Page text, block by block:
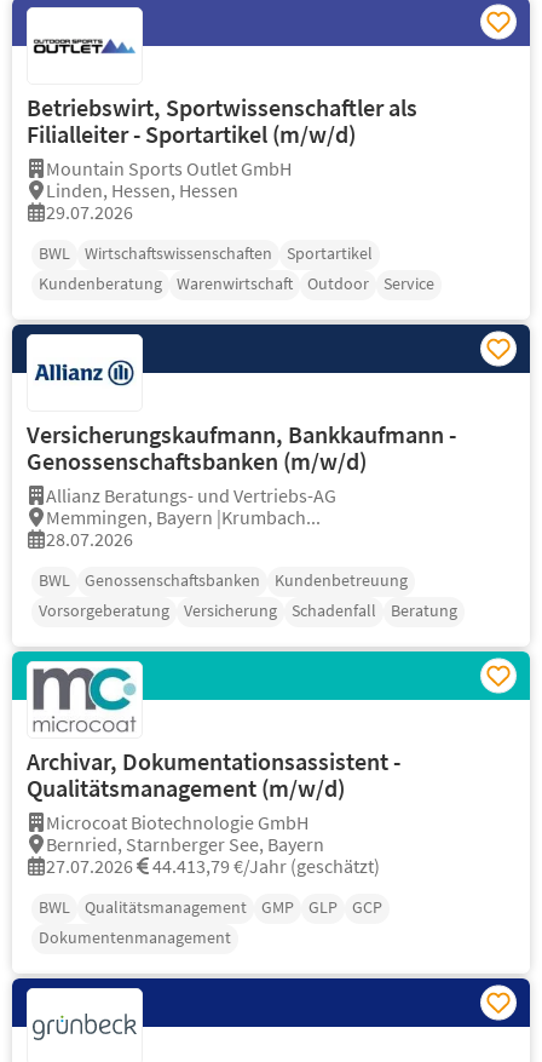
Betriebswirt, Sportwissenschaftler als
Filialleiter - Sportartikel (m/w/d)
Mountain Sports Outlet GmbH
Linden, Hessen, Hessen
29.07.2026
BWL Wirtschaftswissenschaften
Sportartikel
Kundenberatung
Warenwirtschaft Outdoor Service
Versicherungskaufmann, Bankkaufmann -
Genossenschaftsbanken (m/w/d)
Allianz Beratungs- und Vertriebs-AG
Memmingen, Bayern |Krumbach...
28.07.2026
BWL Genossenschaftsbanken
Kundenbetreuung
Vorsorgeberatung
Versicherung Schadenfall Beratung
Archivar, Dokumentationsassistent -
Qualitätsmanagement (m/w/d)
Microcoat Biotechnologie GmbH
Bernried, Starnberger See, Bayern
27.07.2026
44.413,79 €/Jahr (geschätzt)
BWL Qualitätsmanagement GMP GLP
GCP
Dokumentenmanagement